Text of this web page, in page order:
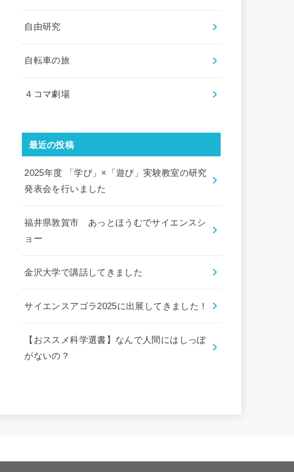
自由研究
自転車の旅
４コマ劇場
最近の投稿
2025年度 「学び」×「遊び」実験教室の研究
発表会を行いました
福井県敦賀市 あっとほうむでサイエンスシ
ョー
金沢大学で講話してきました
サイエンスアゴラ2025に出展してきました！
【おススメ科学選書】なんで人間にはしっぽ
がないの？